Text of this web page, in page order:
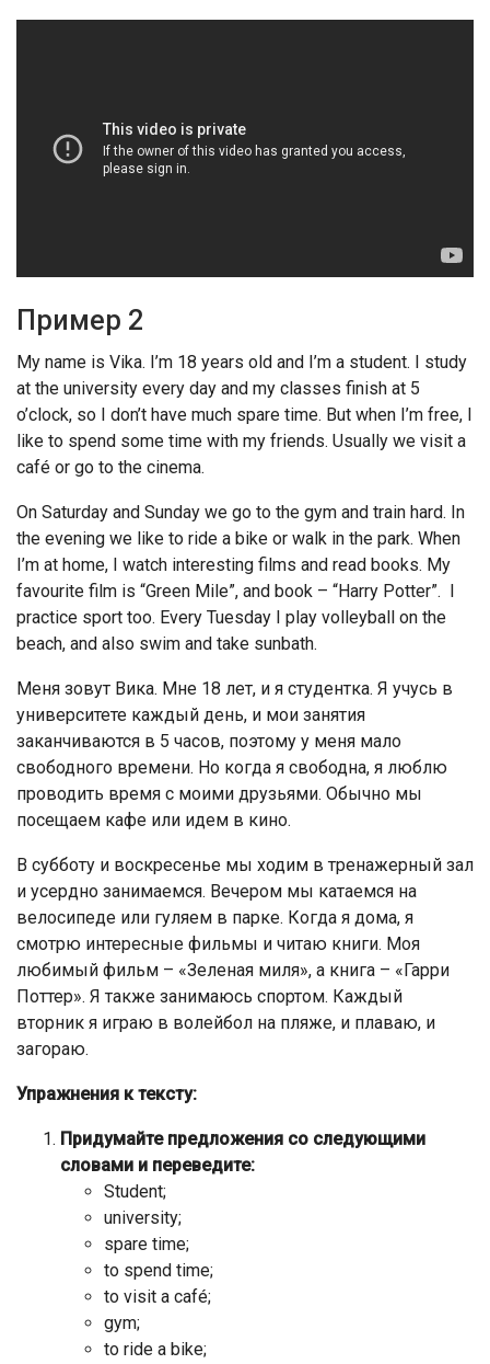
Пример 2
My name is Vika. I’m 18 years old and I’m a student. I study
at the university every day and my classes finish at 5
o’clock, so I don’t have much spare time. But when I’m free, I
like to spend some time with my friends. Usually we visit a
café or go to the cinema.
On Saturday and Sunday we go to the gym and train hard. In
the evening we like to ride a bike or walk in the park. When
I’m at home, I watch interesting films and read books. My
favourite film is “Green Mile”, and book – “Harry Potter”. I
practice sport too. Every Tuesday I play volleyball on the
beach, and also swim and take sunbath.
Меня зовут Вика. Мне 18 лет, и я студентка. Я учусь в
университете каждый день, и мои занятия
заканчиваются в 5 часов, поэтому у меня мало
свободного времени. Но когда я свободна, я люблю
проводить время с моими друзьями. Обычно мы
посещаем кафе или идем в кино.
В субботу и воскресенье мы ходим в тренажерный зал
и усердно занимаемся. Вечером мы катаемся на
велосипеде или гуляем в парке. Когда я дома, я
смотрю интересные фильмы и читаю книги. Моя
любимый фильм – «Зеленая миля», а книга – «Гарри
Поттер». Я также занимаюсь спортом. Каждый
вторник я играю в волейбол на пляже, и плаваю, и
загораю.
Упражнения к тексту:
Придумайте предложения со следующими
словами и переведите:
Student;
university;
spare time;
to spend time;
to visit a café;
gym;
to ride a bike;